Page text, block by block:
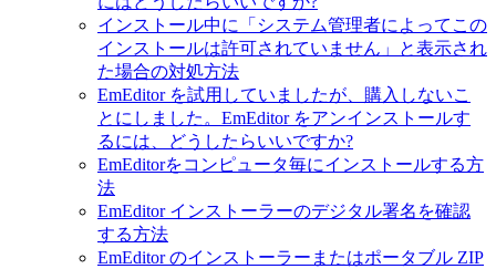
インストール中に「システム管理者によってこの
インストールは許可されていません」と表示され
た場合の対処方法
EmEditor を試用していましたが、購入しないこ
とにしました。EmEditor をアンインストールす
るには、どうしたらいいですか?
EmEditorをコンピュータ毎にインストールする方
法
EmEditor インストーラーのデジタル署名を確認
する方法
EmEditor のインストーラーまたはポータブル ZIP